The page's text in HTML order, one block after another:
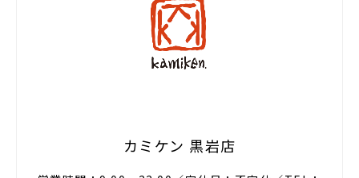
カミケン 黒岩店